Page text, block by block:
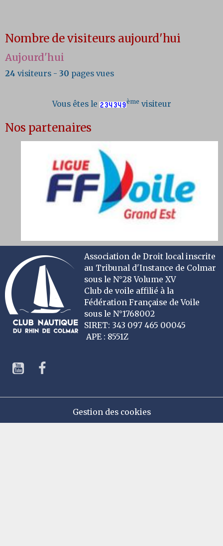
Nombre de visiteurs aujourd'hui
Aujourd'hui
24 visiteurs - 30 pages vues
Vous êtes le ème visiteur
Nos partenaires
Association de Droit local inscrite
au Tribunal d'Instance de Colmar
sous le N°28 Volume XV
Club de voile affilié à la
Fédération Française de Voile
sous le N°1768002
SIRET: 343 097 465 00045
APE : 8551Z
Gestion des cookies